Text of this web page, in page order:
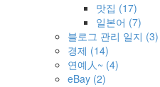
맛집 (17)
일본어 (7)
블로그 관리 일지 (3)
경제 (14)
연예人~ (4)
eBay (2)